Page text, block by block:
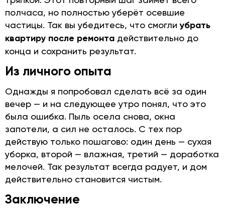
полчаса, но полностью уберёт осевшие
частицы. Так вы убедитесь, что смоглиубрать
квартиру после ремонта действительно до
конца и сохранить результат.
Из личного опыта
Однажды я попробовал сделать всё за один
вечер — и на следующее утро понял, что это
была ошибка. Пыль осела снова, окна
запотели, а сил не осталось. С тех пор
действую только пошагово: один день — сухая
уборка, второй — влажная, третий — доработка
мелочей. Так результат всегда радует, и дом
действительно становится чистым.
Заключение